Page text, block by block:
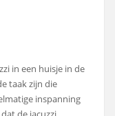
in een huisje in de
taak zijn die
inspanning